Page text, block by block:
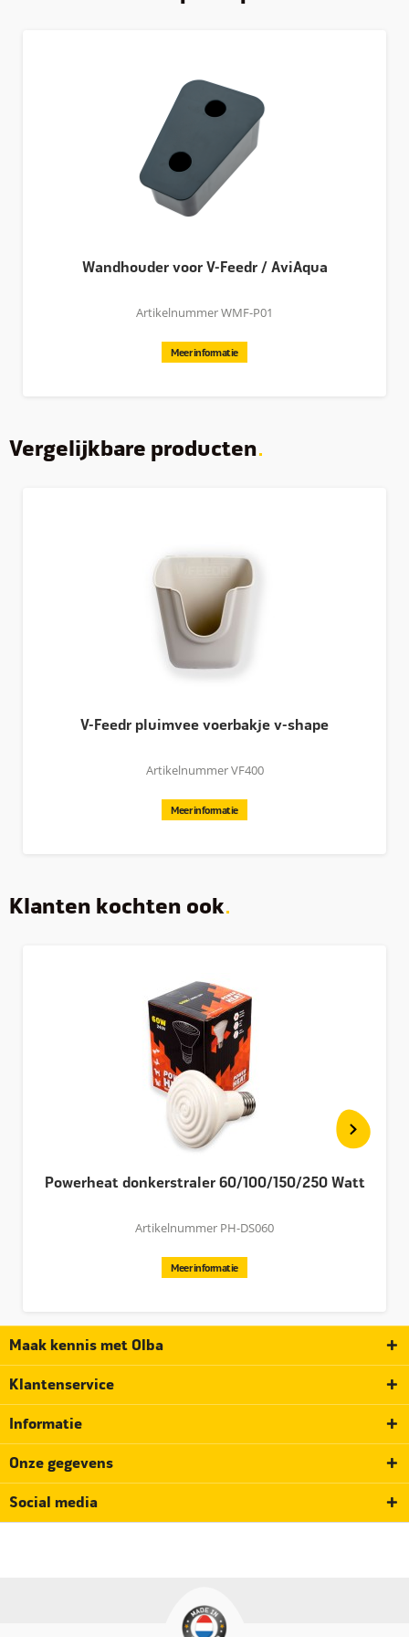
2.5 kg
Wandhouder voor V-Feedr / AviAqua
Artikelnummer WMF-P01
Meer informatie
Vergelijkbare producten
V-Feedr pluimvee voerbakje v-shape
Artikelnummer VF400
Meer informatie
Klanten kochten ook
Powerheat donkerstraler 60/100/150/250 Watt
Artikelnummer PH-DS060
Meer informatie
Maak kennis met Olba
Klantenservice
Informatie
Onze gegevens
Social media